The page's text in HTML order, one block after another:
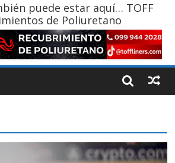
puede estar aquí… TOFF
de Poliuretano